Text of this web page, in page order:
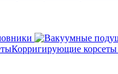
Корригирующие корсеты